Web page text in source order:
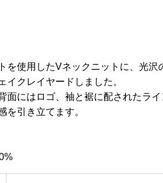
を使用したVネックニットに、光沢
イクレイヤードしました。
面にはロゴ、袖と裾に配されたライ
を引き立てます。